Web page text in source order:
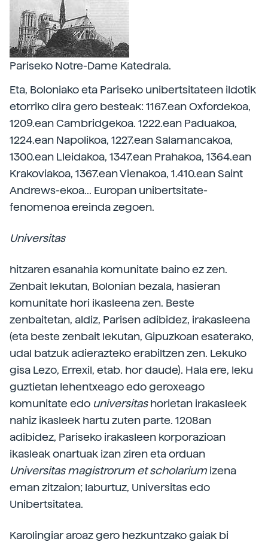
Pariseko Notre-Dame Katedrala.
Eta, Boloniako eta Pariseko unibertsitateen ildotik
etorriko dira gero besteak: 1167.ean Oxfordekoa,
1209.ean Cambridgekoa. 1222.ean Paduakoa,
1224.ean Napolikoa, 1227.ean Salamancakoa,
1300.ean Lleidakoa, 1347.ean Prahakoa, 1364.ean
Krakoviakoa, 1367.ean Vienakoa, 1.410.ean Saint
Andrews-ekoa... Europan unibertsitate-
fenomenoa ereinda zegoen.
Universitas
hitzaren esanahia komunitate baino ez zen.
Zenbait lekutan, Bolonian bezala, hasieran
komunitate hori ikasleena zen. Beste
zenbaitetan, aldiz, Parisen adibidez, irakasleena
(eta beste zenbait lekutan, Gipuzkoan esaterako,
udal batzuk adierazteko erabiltzen zen. Lekuko
gisa Lezo, Errexil, etab. hor daude). Hala ere, leku
guztietan lehentxeago edo geroxeago
komunitate edo universitashorietan irakasleek
nahiz ikasleek hartu zuten parte. 1208an
adibidez, Pariseko irakasleen korporazioan
ikasleak onartuak izan ziren eta orduan
Universitas magistrorum et scholariumizena
eman zitzaion; laburtuz, Universitas edo
Unibertsitatea.
Karolingiar aroaz gero hezkuntzako gaiak bi